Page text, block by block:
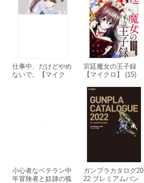
を謳歌します～
仕事中、だけどやめ
ないで。【マイク
宮廷魔女の王子録
【マイクロ】 (15)
小心者なベテラン中
年冒険者と奴隷の狐
ガンプラカタログ20
22 プレミアムバン